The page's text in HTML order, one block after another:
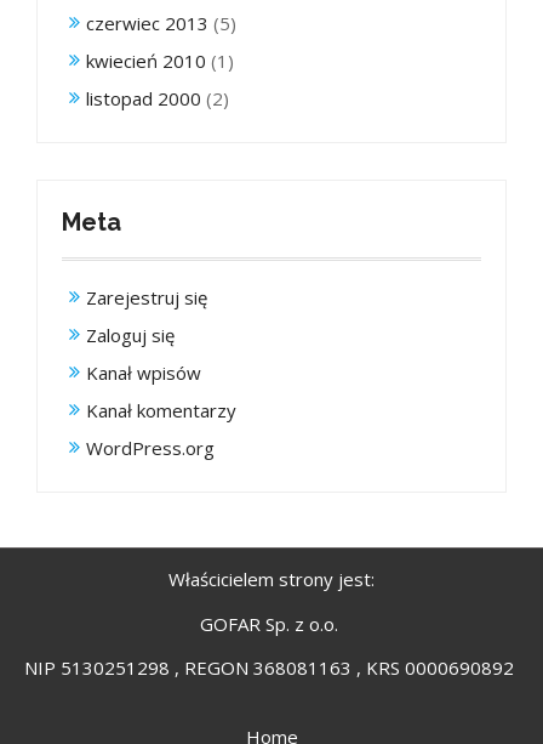
czerwiec 2013 (5)
kwiecień 2010 (1)
listopad 2000 (2)
Meta
Zarejestruj się
Zaloguj się
Kanał wpisów
Kanał komentarzy
WordPress.org
Właścicielem strony jest:
GOFAR Sp. z o.o.
NIP 5130251298 , REGON 368081163 , KRS 0000690892
Home